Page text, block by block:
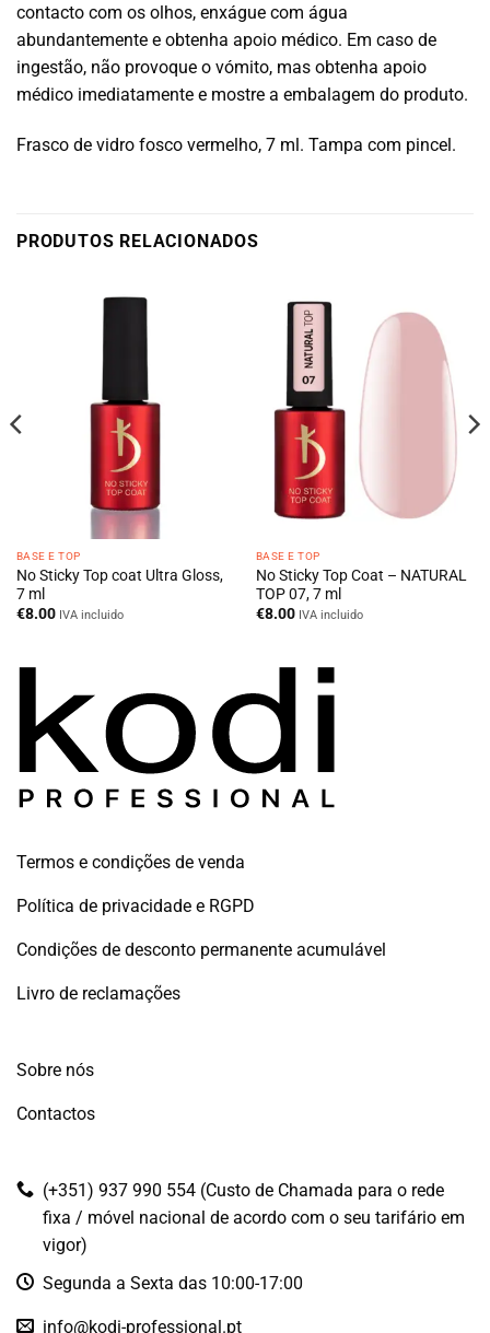
contacto com os olhos, enxágue com água
abundantemente e obtenha apoio médico. Em caso de
ingestão, não provoque o vómito, mas obtenha apoio
médico imediatamente e mostre a embalagem do produto.
Frasco de vidro fosco vermelho, 7 ml. Tampa com pincel.
PRODUTOS RELACIONADOS
BASE E TOP
No Sticky Top coat Ultra Gloss,
7 ml
€8.00 IVA incluido
BASE E TOP
No Sticky Top Coat – NATURAL
TOP 07, 7 ml
€8.00 IVA incluido
Termos e condições de venda
Política de privacidade e RGPD
Condições de desconto permanente acumulável
Livro de reclamações
Sobre nós
Contactos
(+351) 937 990 554 (Custo de Chamada para o rede
fixa / móvel nacional de acordo com o seu tarifário em
vigor)
Segunda a Sexta das 10:00-17:00
info@kodi-professional.pt